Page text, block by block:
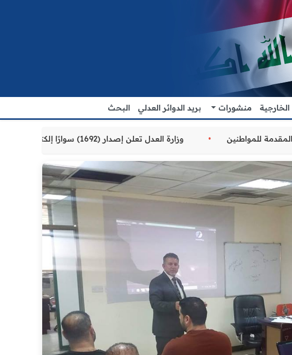
منشورات بريد الدوائر العدلي البحث
العدلية المقدمة للمواطنين وزارة العدل تعلن إصدار (1692) سوارًا إلكترونيًا لنزلاء سجن الناصرية المركزي لتنظيم التعاملات المالية داخل المؤسسات الإصلاحية